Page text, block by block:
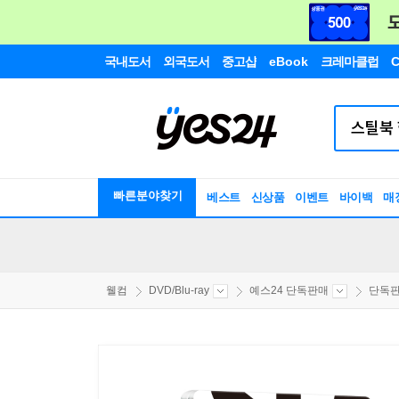
국내도서 외국도서 중고샵 eBook 크레마클럽
빠른분야찾기 베스트 신상품 이벤트 바이백 매
웰컴 DVD/Blu-ray 예스24 단독판매 단독